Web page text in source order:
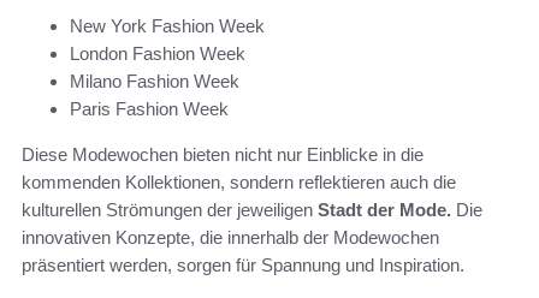
New York Fashion Week
London Fashion Week
Milano Fashion Week
Paris Fashion Week
Diese Modewochen bieten nicht nur Einblicke in die
kommenden Kollektionen, sondern reflektieren auch die
kulturellen Strömungen der jeweiligen Stadt der Mode. Die
innovativen Konzepte, die innerhalb der Modewochen
präsentiert werden, sorgen für Spannung und Inspiration.